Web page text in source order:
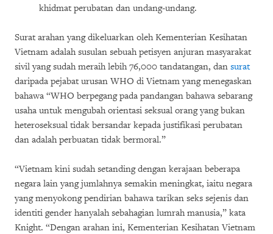
khidmat perubatan dan undang-undang.
Surat arahan yang dikeluarkan oleh Kementerian Kesihatan
Vietnam adalah susulan sebuah petisyen anjuran masyarakat
sivil yang sudah meraih lebih 76,000 tandatangan, dan surat
daripada pejabat urusan WHO di Vietnam yang menegaskan
bahawa “WHO berpegang pada pandangan bahawa sebarang
usaha untuk mengubah orientasi seksual orang yang bukan
heteroseksual tidak bersandar kepada justifikasi perubatan
dan adalah perbuatan tidak bermoral.”
“Vietnam kini sudah setanding dengan kerajaan beberapa
negara lain yang jumlahnya semakin meningkat, iaitu negara
yang menyokong pendirian bahawa tarikan seks sejenis dan
identiti gender hanyalah sebahagian lumrah manusia,” kata
Knight. “Dengan arahan ini, Kementerian Kesihatan Vietnam